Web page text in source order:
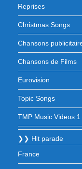
Reprises
Christmas Songs
Chansons
Chansons de Films
Eurovision
Topic Songs
TMP Music Videos 1
❯❯ Hit parade
France